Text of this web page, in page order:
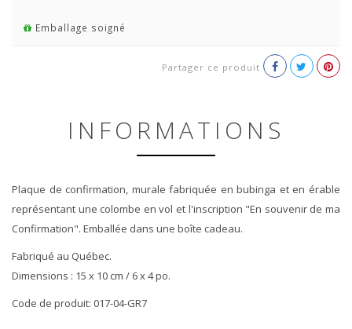
Emballage soigné
Partager ce produit
INFORMATIONS
Plaque de confirmation, murale fabriquée en bubinga et en érable
représentant une colombe en vol et l'inscription "En souvenir de ma
Confirmation". Emballée dans une boîte cadeau.
Fabriqué au Québec.
Dimensions : 15 x 10 cm / 6 x 4 po.
Code de produit: 017-04-GR7